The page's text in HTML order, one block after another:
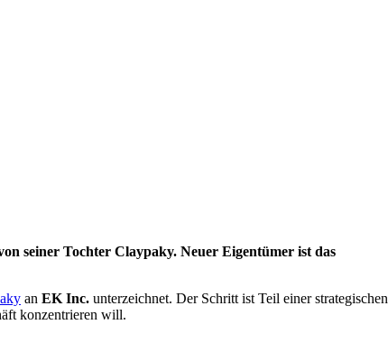
seiner Tochter Claypaky. Neuer Eigentümer ist das
an EK Inc. unterzeichnet. Der Schritt ist Teil einer strategischen
konzentrieren will.